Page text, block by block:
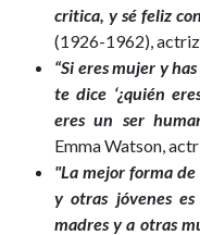
critica, y sé feliz
(1926-1962), actriz
“Si eres mujer y
te dice ‘¿quién
eres un ser
Emma Watson,
"La mejor forma
y otras jóvenes
madres y a otras